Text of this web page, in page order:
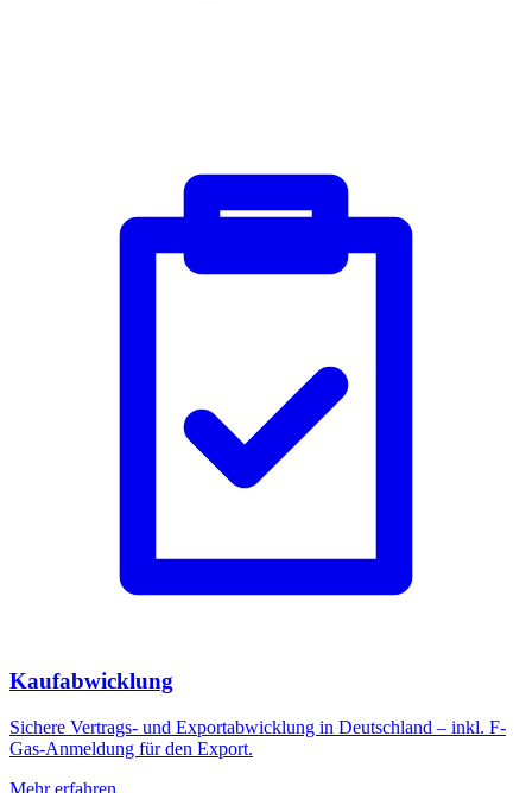
Kaufabwicklung
Sichere Vertrags- und Exportabwicklung in Deutschland – inkl. F-
Gas-Anmeldung für den Export.
Mehr erfahren